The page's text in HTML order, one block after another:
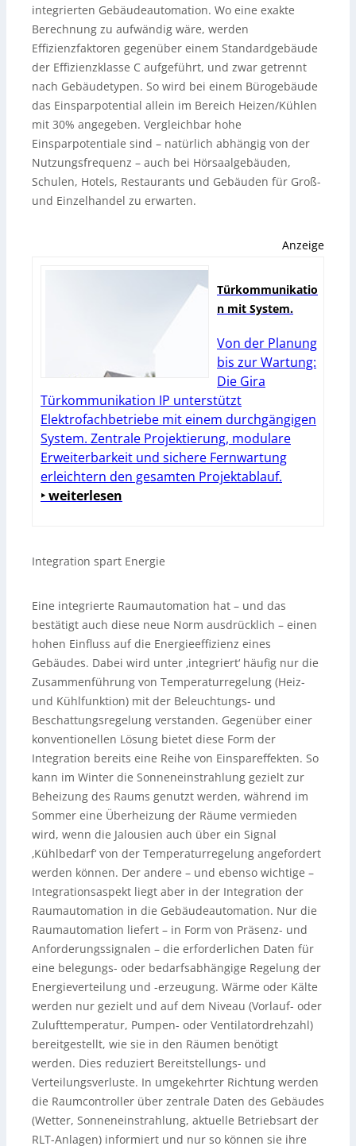
integrierten Gebäudeautomation. Wo eine exakte
Berechnung zu aufwändig wäre, werden
Effizienzfaktoren gegenüber einem Standardgebäude
der Effizienzklasse C aufgeführt, und zwar getrennt
nach Gebäudetypen. So wird bei einem Bürogebäude
das Einsparpotential allein im Bereich Heizen/Kühlen
mit 30% angegeben. Vergleichbar hohe
Einsparpotentiale sind – natürlich abhängig von der
Nutzungsfrequenz – auch bei Hörsaalgebäuden,
Schulen, Hotels, Restaurants und Gebäuden für Groß-
und Einzelhandel zu erwarten.
Anzeige
Türkommunikatio
n mit System.
Von der Planung
bis zur Wartung:
Die Gira
Türkommunikation IP unterstützt
Elektrofachbetriebe mit einem durchgängigen
System. Zentrale Projektierung, modulare
Erweiterbarkeit und sichere Fernwartung
erleichtern den gesamten Projektablauf.
‣ weiterlesen
Integration spart Energie
Eine integrierte Raumautomation hat – und das
bestätigt auch diese neue Norm ausdrücklich – einen
hohen Einfluss auf die Energieeffizienz eines
Gebäudes. Dabei wird unter ‚integriert‘ häufig nur die
Zusammenführung von Temperaturregelung (Heiz-
und Kühlfunktion) mit der Beleuchtungs- und
Beschattungsregelung verstanden. Gegenüber einer
konventionellen Lösung bietet diese Form der
Integration bereits eine Reihe von Einspareffekten. So
kann im Winter die Sonneneinstrahlung gezielt zur
Beheizung des Raums genutzt werden, während im
Sommer eine Überheizung der Räume vermieden
wird, wenn die Jalousien auch über ein Signal
‚Kühlbedarf‘ von der Temperaturregelung angefordert
werden können. Der andere – und ebenso wichtige –
Integrationsaspekt liegt aber in der Integration der
Raumautomation in die Gebäudeautomation. Nur die
Raumautomation liefert – in Form von Präsenz- und
Anforderungssignalen – die erforderlichen Daten für
eine belegungs- oder bedarfsabhängige Regelung der
Energieverteilung und -erzeugung. Wärme oder Kälte
werden nur gezielt und auf dem Niveau (Vorlauf- oder
Zulufttemperatur, Pumpen- oder Ventilatordrehzahl)
bereitgestellt, wie sie in den Räumen benötigt
werden. Dies reduziert Bereitstellungs- und
Verteilungsverluste. In umgekehrter Richtung werden
die Raumcontroller über zentrale Daten des Gebäudes
(Wetter, Sonneneinstrahlung, aktuelle Betriebsart der
RLT-Anlagen) informiert und nur so können sie ihre